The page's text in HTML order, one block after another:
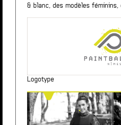
& blanc, des modèles
Logotype